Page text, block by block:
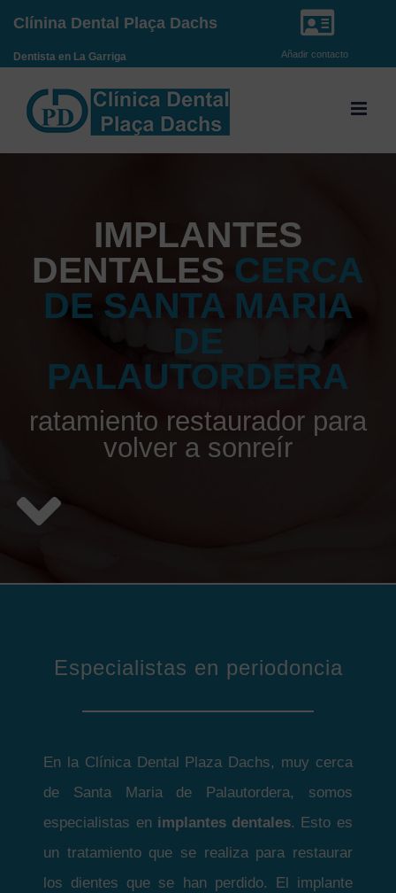
Saltar
Clínina Dental Plaça Dachs
Dentista en La Garriga Añadir contacto
IMPLANTES
DENTALES CERCA
DE SANTA MARIA
DE
PALAUTORDERA
ratamiento restaurador para
volver a sonreír
Especialistas en periodoncia
En la Clínica Dental Plaza Dachs, muy cerca
de Santa Maria de Palautordera, somos
especialistas en implantes dentales. Esto es
un tratamiento que se realiza para restaurar
los dientes que se han perdido. El implante